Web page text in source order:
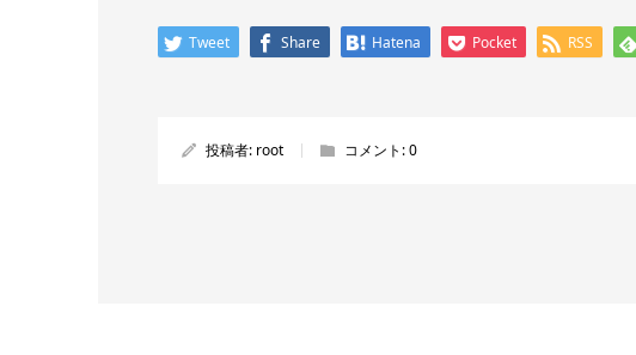
Tweet Share Hatena Pocket RSS
投稿者: root コメント:0